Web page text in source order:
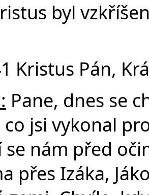
byl
Kristus Pán,
Pane, dnes se
jsi vykonal
nám před
přes Izáka,